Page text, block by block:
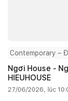
Contemporary –
Ngơi House -
HIEUHOUSE
27/06/2026, lúc